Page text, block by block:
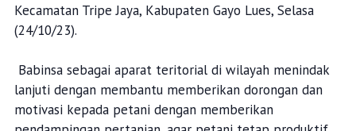
Kecamatan Tripe Jaya, Kabupaten Gayo Lues, Selasa
(24/10/23).
Babinsa sebagai aparat teritorial di wilayah menindak
lanjuti dengan membantu memberikan dorongan dan
motivasi kepada petani dengan memberikan